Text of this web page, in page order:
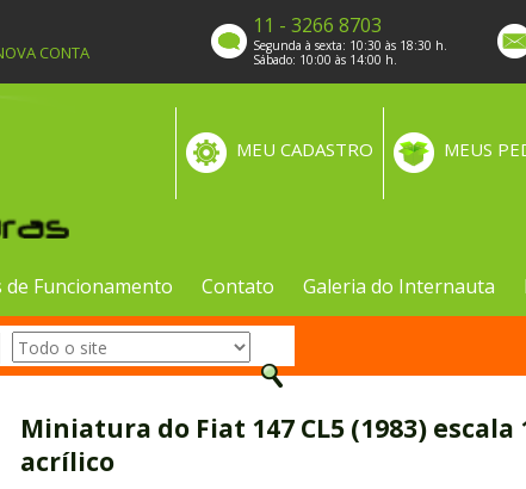
CONTA
11 - 3266 8703
Segunda à sexta: 10:30 às 18:30 h.
Sábado: 10:00 às 14:00 h.
MEUS
MEU CADASTRO
de Funcionamento Contato Galeria do Internauta
Miniatura do Fiat 147 CL5 (1983) escala
acrílico